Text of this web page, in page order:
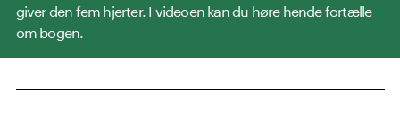
giver den fem hjerter. I videoen kan du høre hende fortælle
om bogen.